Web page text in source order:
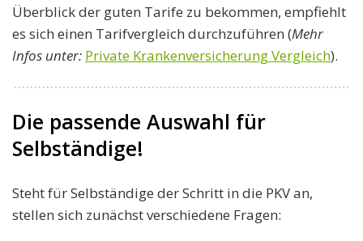
Überblick der guten Tarife zu bekommen, empfiehlt
es sich einen Tarifvergleich durchzuführen (Mehr
Infos unter: Private Krankenversicherung Vergleich).
Die passende Auswahl für
Selbständige!
Steht für Selbständige der Schritt in die PKV an,
stellen sich zunächst verschiedene Fragen: